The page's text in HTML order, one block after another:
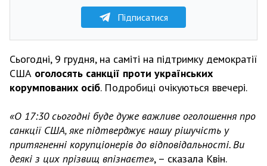
Підписатися
Сьогодні, 9 грудня, на саміті на підтримку демократії
США оголосять санкції проти українських
корумпованих осіб. Подробиці очікуються ввечері.
«О 17:30 сьогодні буде дуже важливе оголошення про
санкції США, яке підтверджує нашу рішучість у
притягненні корупціонерів до відповідальності. Ви
деякі з цих прізвищ впізнаєте», – сказала Квін.